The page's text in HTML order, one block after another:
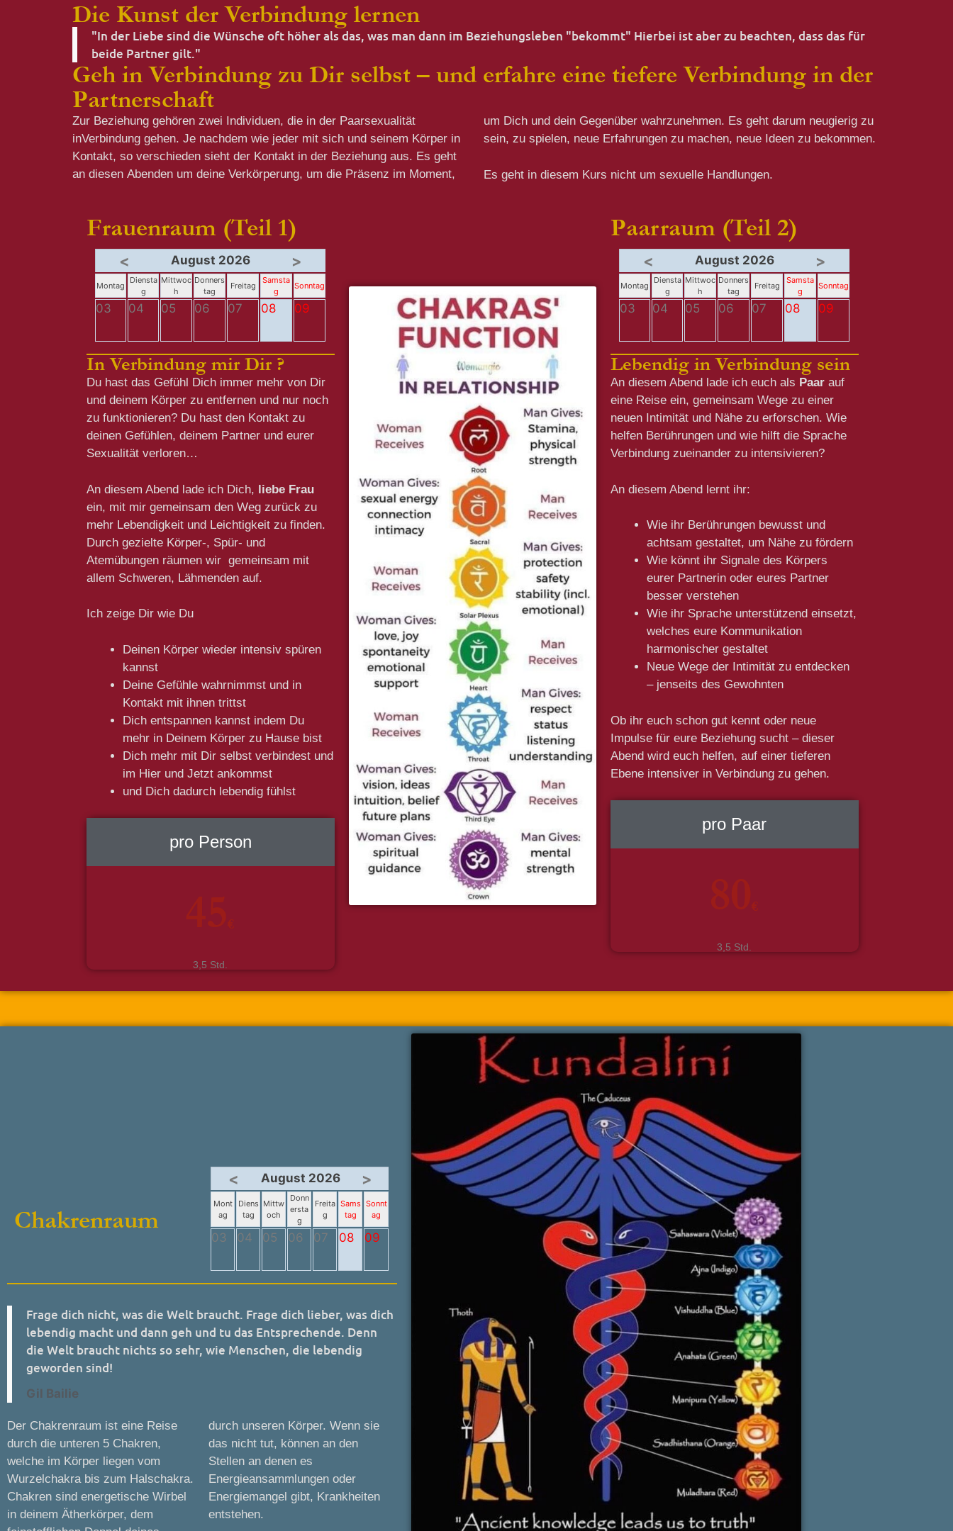
Die Kunst der Verbindung lernen​
"In der Liebe sind die Wünsche oft höher als das, was man dann im Beziehungsleben "bekommt" Hierbei ist aber zu beachten, dass das für
beide Partner gilt."
Geh in Verbindung zu Dir selbst – und erfahre eine tiefere Verbindung in der
Partnerschaft
Zur Beziehung gehören zwei Individuen, die in der Paarsexualität
inVerbindung gehen. Je nachdem wie jeder mit sich und seinem Körper in
Kontakt, so verschieden sieht der Kontakt in der Beziehung aus. Es geht
an diesen Abenden um deine Verkörperung, um die Präsenz im Moment,
um Dich und dein Gegenüber wahrzunehmen. Es geht darum neugierig zu
sein, zu spielen, neue Erfahrungen zu machen, neue Ideen zu bekommen.
Es geht in diesem Kurs nicht um sexuelle Handlungen.
Frauenraum (Teil 1)
< August 2026 >
Montag
Diensta
g
Mittwoc
h
Donners
tag
Freitag
Samsta
g
Sonntag
03 04 05 06 07 08 09
In Verbindung mir Dir ?
Du hast das Gefühl Dich immer mehr von Dir
und deinem Körper zu entfernen und nur noch
zu funktionieren? Du hast den Kontakt zu
deinen Gefühlen, deinem Partner und eurer
Sexualität verloren…
An diesem Abend lade ich Dich, liebe Frau
ein, mit mir gemeinsam den Weg zurück zu
mehr Lebendigkeit und Leichtigkeit zu finden.
Durch gezielte Körper-, Spür- und
Atemübungen räumen wir gemeinsam mit
allem Schweren, Lähmenden auf.
Ich zeige Dir wie Du
Deinen Körper wieder intensiv spüren
kannst
Deine Gefühle wahrnimmst und in
Kontakt mit ihnen trittst
Dich entspannen kannst indem Du
mehr in Deinem Körper zu Hause bist
Dich mehr mit Dir selbst verbindest und
im Hier und Jetzt ankommst
und Dich dadurch lebendig fühlst
pro Person
3,5 Std.
Paarraum (Teil 2)
< August 2026 >
Montag
Diensta
g
Mittwoc
h
Donners
tag
Freitag
Samsta
g
Sonntag
03 04 05 06 07 08 09
Lebendig in Verbindung sein
An diesem Abend lade ich euch als Paar auf
eine Reise ein, gemeinsam Wege zu einer
neuen Intimität und Nähe zu erforschen. Wie
helfen Berührungen und wie hilft die Sprache
Verbindung zueinander zu intensivieren?
An diesem Abend lernt ihr:
Wie ihr Berührungen bewusst und
achtsam gestaltet, um Nähe zu fördern
Wie könnt ihr Signale des Körpers
eurer Partnerin oder eures Partner
besser verstehen
Wie ihr Sprache unterstützend einsetzt,
welches eure Kommunikation
harmonischer gestaltet
Neue Wege der Intimität zu entdecken
– jenseits des Gewohnten
Ob ihr euch schon gut kennt oder neue
Impulse für eure Beziehung sucht – dieser
Abend wird euch helfen, auf einer tieferen
Ebene intensiver in Verbindung zu gehen.
pro Paar
3,5 Std.
Chakrenraum
< August 2026 >
Mont
ag
Diens
tag
Mittw
och
Donn
ersta
g
Freita
g
Sams
tag
Sonnt
ag
03 04 05 06 07 08 09
Frage dich nicht, was die Welt braucht. Frage dich lieber, was dich
lebendig macht und dann geh und tu das Entsprechende. Denn
die Welt braucht nichts so sehr, wie Menschen, die lebendig
geworden sind!
Gil Bailie
Der Chakrenraum ist eine Reise
durch die unteren 5 Chakren,
welche im Körper liegen vom
Wurzelchakra bis zum Halschakra.
Chakren sind energetische Wirbel
in deinem Ätherkörper, dem
durch unseren Körper. Wenn sie
das nicht tut, können an den
Stellen an denen es
Energieansammlungen oder
Energiemangel gibt, Krankheiten
entstehen.